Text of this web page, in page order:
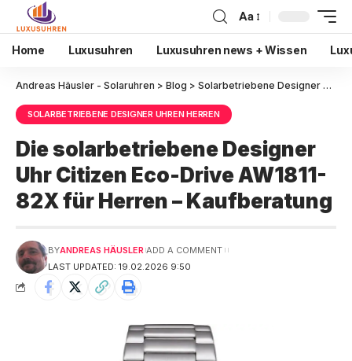
Aa
Home Luxusuhren Luxusuhren news + Wissen
Andreas Häusler - Solaruhren > Blog > Solarbetriebene Designer Uhren Herren
SOLARBETRIEBENE DESIGNER UHREN HERREN
Die solarbetriebene Designer
Uhr Citizen Eco-Drive AW1811-
82X für Herren – Kaufberatung
LAST UPDATED: 19.02.2026 9:50
BYANDREAS HÄUSLER ADD A COMMENT